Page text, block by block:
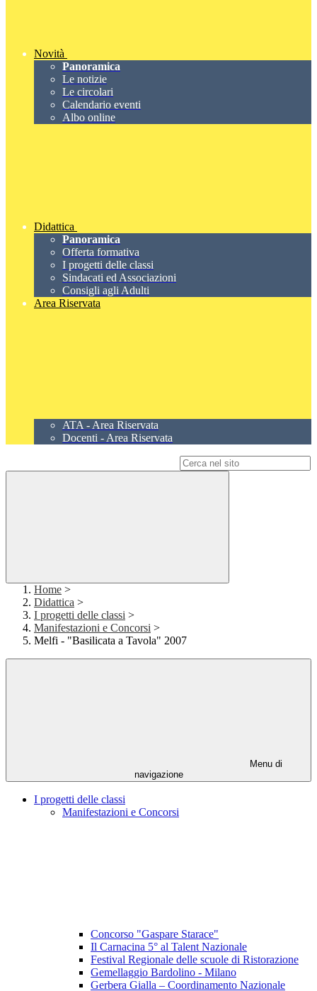
Novità
Panoramica
Le notizie
Le circolari
Calendario eventi
Albo online
Didattica
Panoramica
Offerta formativa
I progetti delle classi
Sindacati ed Associazioni
Consigli agli Adulti
Area Riservata
ATA - Area Riservata
Docenti - Area Riservata
Home >
Didattica >
I progetti delle classi >
Manifestazioni e Concorsi >
Melfi - "Basilicata a Tavola" 2007
Menu di
navigazione
I progetti delle classi
Manifestazioni e Concorsi
Concorso "Gaspare Starace"
Il Carnacina 5° al Talent Nazionale
Festival Regionale delle scuole di Ristorazione
Gemellaggio Bardolino - Milano
Gerbera Gialla – Coordinamento Nazionale